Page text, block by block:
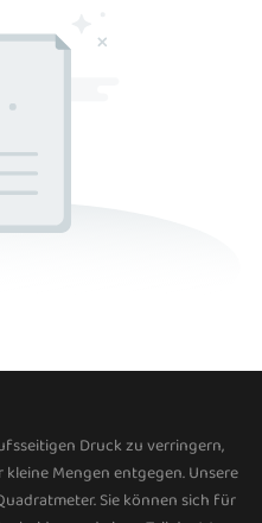
Druck zu verringern,
Mengen entgegen. Unsere
Sie können sich für